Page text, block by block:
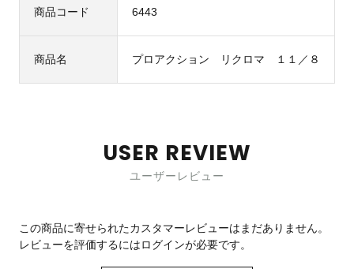
商品コード 6443
商品名 プロアクション リクロマ １１／８
USER REVIEW
ユーザーレビュー
この商品に寄せられたカスタマーレビューはまだありません。
レビューを評価するにはログインが必要です。